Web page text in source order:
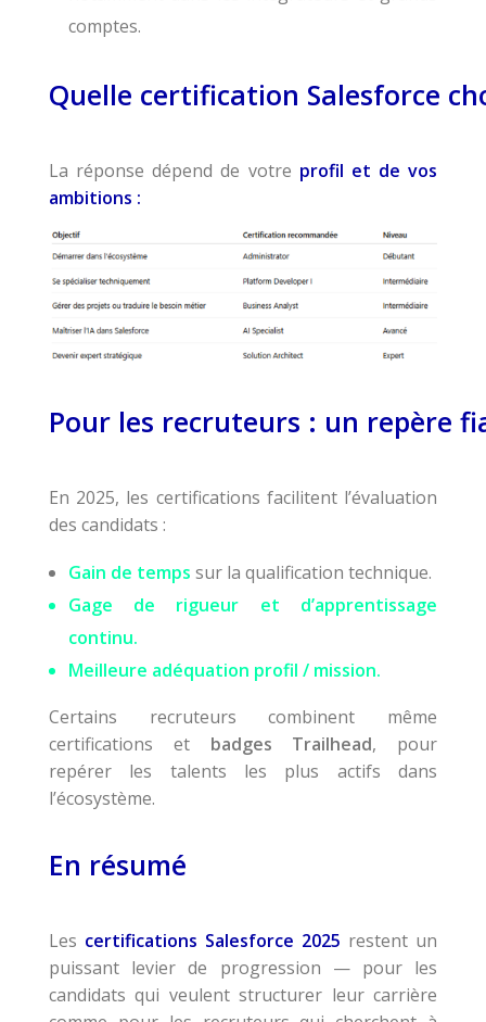
comptes.
Quelle certification Salesforce
La réponse dépend de votre profil et de vos
ambitions :
Pour les recruteurs : un repère
En 2025, les certifications facilitent l’évaluation
des candidats :
Gain de temps sur la qualification technique.
Gage de rigueur et d’apprentissage
continu.
Meilleure adéquation profil / mission.
Certains recruteurs combinent même
certifications et badges Trailhead, pour
repérer les talents les plus actifs dans
l’écosystème.
En résumé
Les certifications Salesforce 2025 restent un
puissant levier de progression — pour les
candidats qui veulent structurer leur carrière